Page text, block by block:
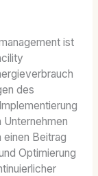
ist
des
einen Beitrag
Optimierung